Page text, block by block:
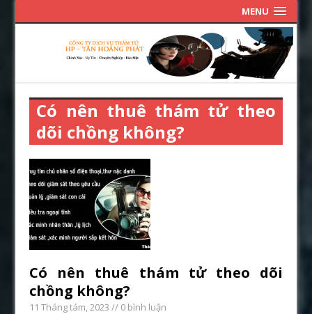
MENU
Có nên thuê thám tử theo
dõi chồng không?
Có nên thuê thám tử theo dõi
chồng không?
11 Tháng tám, 2023 // 0 bình luận